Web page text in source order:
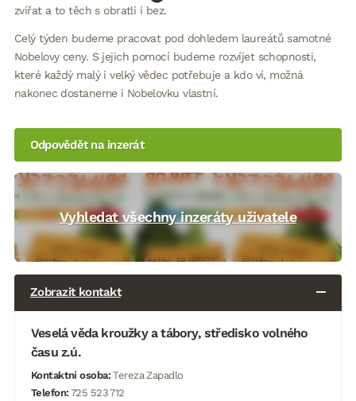
zvířat a to těch s obratli i bez.
Celý týden budeme pracovat pod dohledem laureátů samotné
Nobelovy ceny. S jejich pomocí budeme rozvíjet schopnosti,
které každý malý i velký vědec potřebuje a kdo ví, možná
nakonec dostaneme i Nobelovku vlastní.
Odpovědět na inzerát
Vyhledat všechny inzeráty uživatele
Zobrazit kontakt
Veselá věda kroužky a tábory, středisko volného
času z.ú.
Kontaktní osoba:Tereza Zapadlo
Telefon: 725 523 712